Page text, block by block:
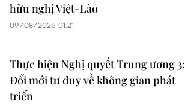
hữu nghị Việt-Lào
09/08/2026 01:21
Thực hiện Nghị quyết Trung ương 3:
Đổi mới tư duy về không gian phát
triển